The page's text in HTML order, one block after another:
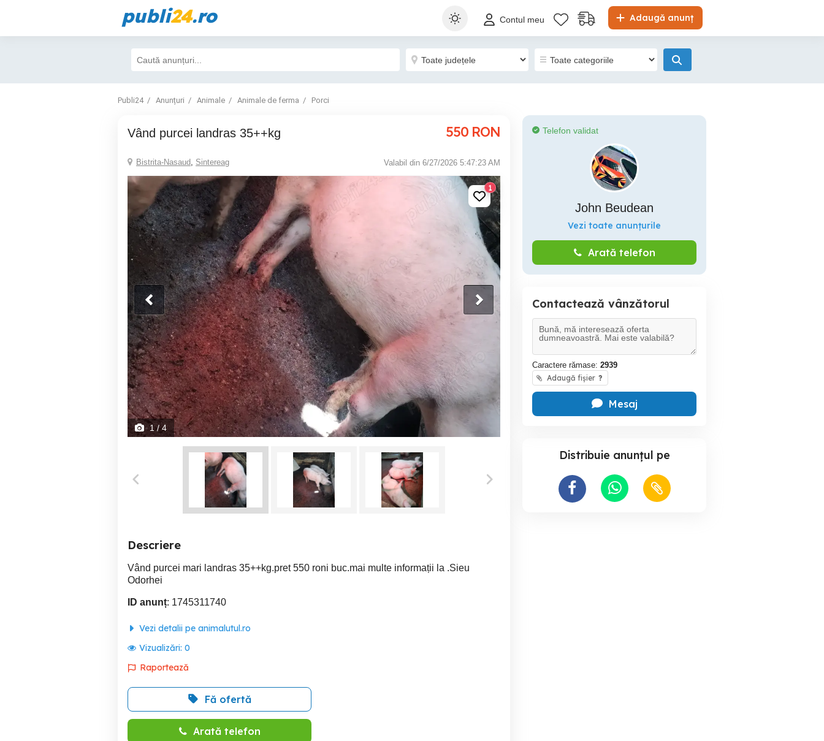
publi24.ro Adaugă anunț
Contul meu
Publi24 Anunțuri Animale Animale de ferma Porci
Vând purcei landras 35++kg 550 RON
Bistrita-Nasaud, Sintereag Valabil din 6/27/2026 5:47:23 AM
1
1/ 4
Descriere
Vând purcei mari landras 35++kg.pret 550 roni buc.mai multe informații la .Sieu
Odorhei
ID anunț: 1745311740
Vezi detalii pe animalutul.ro
Vizualizări: 0
Raportează
Fă ofertă
Arată telefon
Telefon validat
John Beudean
Vezi toate anunțurile
Arată telefon
Contactează vânzătorul
Caractere rămase: 2939
Adaugă fișier ?
Mesaj
Distribuie anunțul pe